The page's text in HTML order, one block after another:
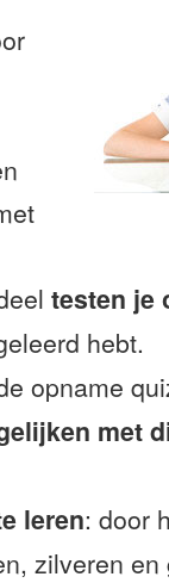
testen je
hebt.
opname
met
leren: door
zilveren en